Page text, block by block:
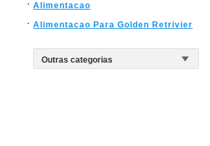
Alimentacao
Alimentacao Para Golden Retrivier